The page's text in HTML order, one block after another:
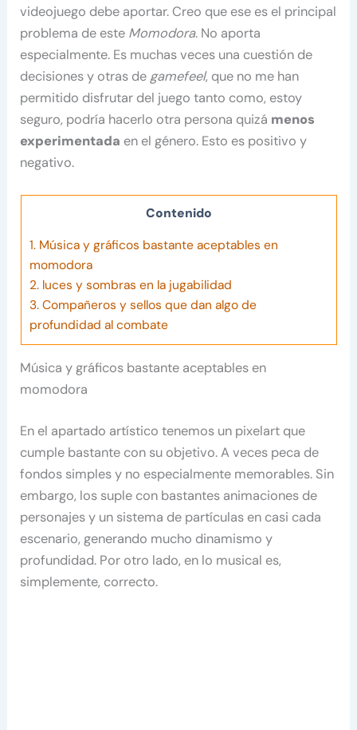
videojuego debe aportar. Creo que ese es el principal
problema de este Momodora. No aporta
especialmente. Es muchas veces una cuestión de
decisiones y otras degamefeel, que no me han
permitido disfrutar del juego tanto como, estoy
seguro, podría hacerlo otra persona quizá menos
experimentada en el género. Esto es positivo y
negativo.
Contenido
1.Música y gráficos bastante aceptables en
momodora
2.luces y sombras en la jugabilidad
3.Compañeros y sellos que dan algo de
profundidad al combate
Música y gráficos bastante aceptables en
momodora
En el apartado artístico tenemos un pixelart que
cumple bastante con su objetivo. A veces peca de
fondos simples y no especialmente memorables. Sin
embargo, los suple con bastantes animaciones de
personajes y un sistema de partículas en casi cada
escenario, generando mucho dinamismo y
profundidad. Por otro lado, en lo musical es,
simplemente, correcto.